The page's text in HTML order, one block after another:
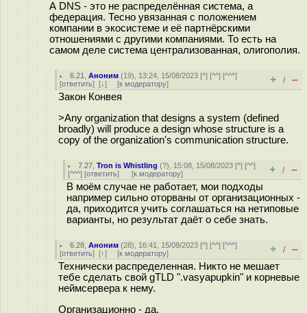
А DNS - это не распределённая система, а
федерация. Тесно увязанная с положением
компании в экосистеме и её партнёрскими
отношениями с другими компаниями. То есть на
самом деле система централизованная, олигополия.
6.21 ,Аноним (19), 13:24, 15/08/2023 [^] [^^] [^^^]
[ответить] [↓] [к модератору] + / –
Закон Конвея
>Any organization that designs a system (defined
broadly) will produce a design whose structure is a
copy of the organization's communication structure.
7.27 ,Tron is Whistling (?), 15:08, 15/08/2023 [^] [^^]
[^^^] [ответить] [к модератору] + / –
В моём случае не работает, мои подходы
например сильно оторваны от организационных -
да, приходится учить соглашаться на нетиповые
варианты, но результат даёт о себе знать.
6.28 ,Аноним (28), 16:41, 15/08/2023 [^] [^^] [^^^]
[ответить] [↑] [к модератору] + / –
Технически распределенная. Никто не мешает
тебе сделать свой gTLD ".vasyapupkin" и корневые
неймсервера к нему.
Организационно - да.